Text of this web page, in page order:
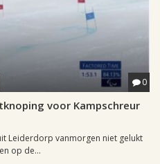
0
voor Kampschreur
Leiderdorp vanmorgen niet gelukt
op de...